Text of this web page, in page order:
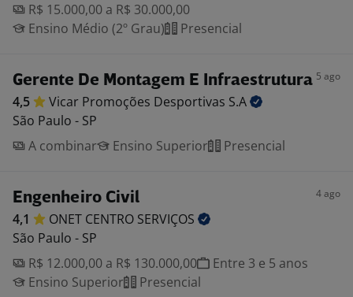
R$ 15.000,00 a R$ 30.000,00
Ensino Médio (2º Grau)
Presencial
Gerente De Montagem E Infraestrutura 5 ago
4,5 Vicar Promoções Desportivas S.A
São Paulo - SP
A combinar
Ensino Superior Presencial
Engenheiro Civil 4 ago
4,1 ONET CENTRO SERVIÇOS
São Paulo - SP
R$ 12.000,00 a R$ 130.000,00
Entre 3 e 5 anos
Ensino Superior
Presencial